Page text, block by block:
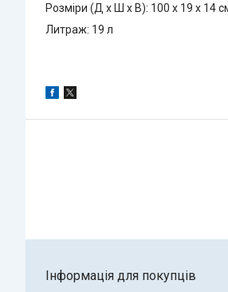
Розміри (Д х Ш х В): 100 x 19 x 14
Литраж: 19 л
Інформація для покупців